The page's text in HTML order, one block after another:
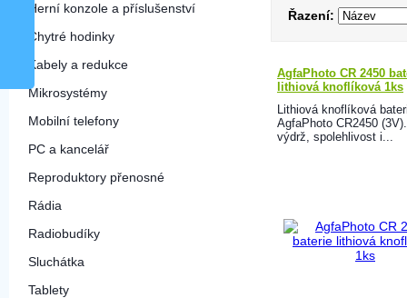
Herní konzole a příslušenství
Chytré hodinky
Kabely a redukce
Mikrosystémy
Mobilní telefony
PC a kancelář
Reproduktory přenosné
Rádia
Radiobudíky
Sluchátka
Tablety
Řazení:
AgfaPhoto CR 2450
lithiová knoflíková 1ks
Lithiová knoflíková
AgfaPhoto CR2450
výdrž, spolehlivost i...